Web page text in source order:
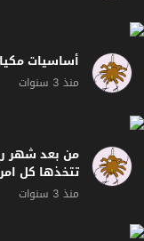
أساسيات
منذ 3 سنوات
من بعد شهر
تتخذها كل
منذ 3 سنوات